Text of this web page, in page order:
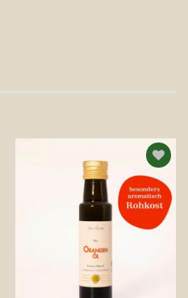
Auf die
Wunschliste